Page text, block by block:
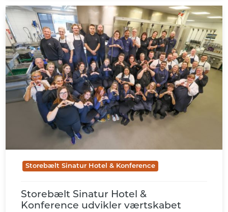
Storebælt Sinatur Hotel & Konference
Storebælt Sinatur Hotel &
Konference udvikler værtskabet